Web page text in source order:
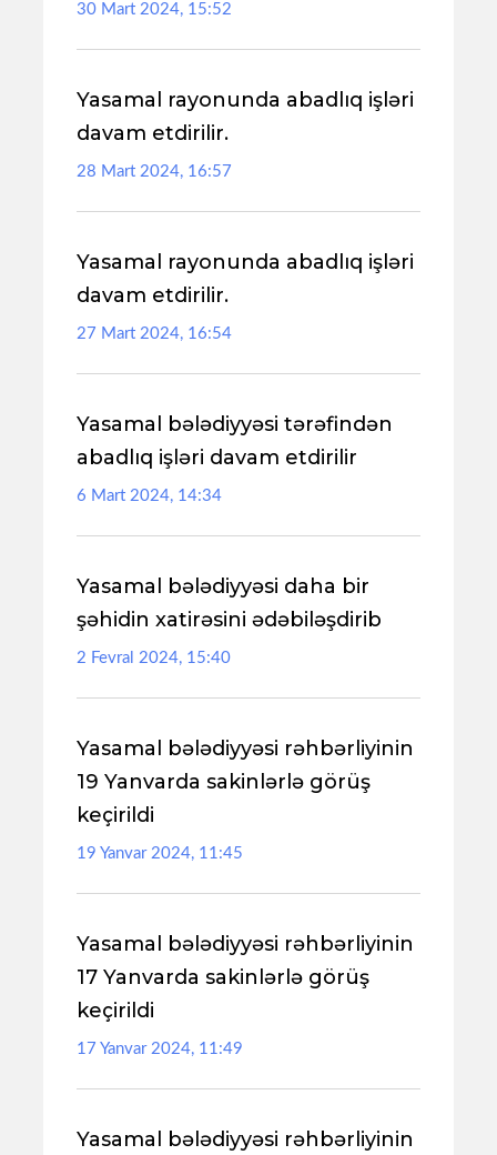
30 Mart 2024, 15:52
Yasamal rayonunda abadlıq işləri
davam etdirilir.
28 Mart 2024, 16:57
Yasamal rayonunda abadlıq işləri
davam etdirilir.
27 Mart 2024, 16:54
Yasamal bələdiyyəsi tərəfindən
abadlıq işləri davam etdirilir
6 Mart 2024, 14:34
Yasamal bələdiyyəsi daha bir
şəhidin xatirəsini ədəbiləşdirib
2 Fevral 2024, 15:40
Yasamal bələdiyyəsi rəhbərliyinin
19 Yanvarda sakinlərlə görüş
keçirildi
19 Yanvar 2024, 11:45
Yasamal bələdiyyəsi rəhbərliyinin
17 Yanvarda sakinlərlə görüş
keçirildi
17 Yanvar 2024, 11:49
Yasamal bələdiyyəsi rəhbərliyinin